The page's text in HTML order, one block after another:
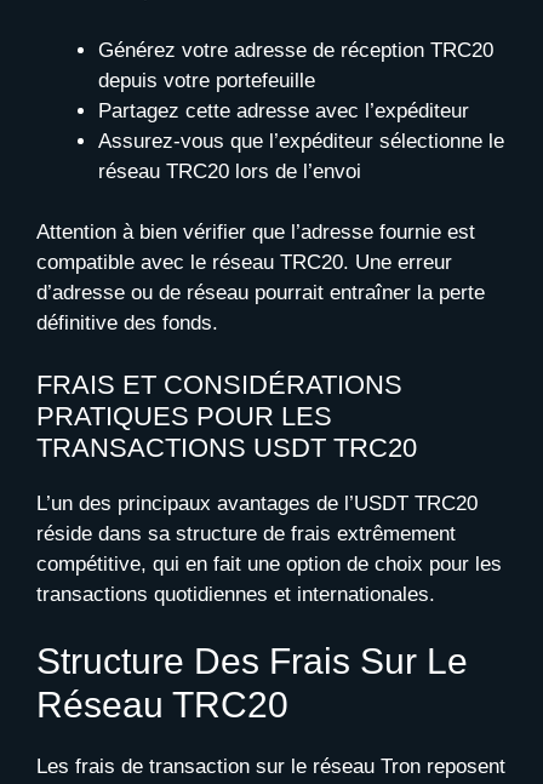
Générez votre adresse de réception TRC20
depuis votre portefeuille
Partagez cette adresse avec l’expéditeur
Assurez-vous que l’expéditeur sélectionne le
réseau TRC20 lors de l’envoi
Attention à bien vérifier que l’adresse fournie est
compatible avec le réseau TRC20. Une erreur
d’adresse ou de réseau pourrait entraîner la perte
définitive des fonds.
FRAIS ET CONSIDÉRATIONS
PRATIQUES POUR LES
TRANSACTIONS USDT TRC20
L’un des principaux avantages de l’USDT TRC20
réside dans sa structure de frais extrêmement
compétitive, qui en fait une option de choix pour les
transactions quotidiennes et internationales.
Structure Des Frais Sur Le
Réseau TRC20
Les frais de transaction sur le réseau Tron reposent